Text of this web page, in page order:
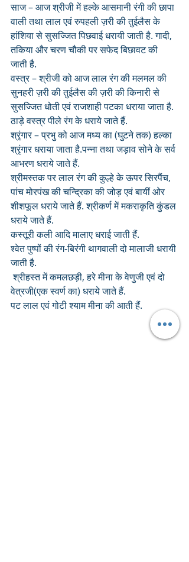
साज – आज श्रीजी में हल्के आसमानी रंगी की छापा
वाली तथा लाल एवं रुपहली ज़री की तुईलैस के
हांशिया से सुसज्जित पिछवाई धरायी जाती है. गादी,
तकिया और चरण चौकी पर सफेद बिछावट की
जाती है.
वस्त्र – श्रीजी को आज लाल रंग की मलमल की
सुनहरी ज़री की तुईलैस की ज़री की किनारी से
सुसज्जित धोती एवं राजशाही पटका धराया जाता है.
ठाड़े वस्त्र पीले रंग के धराये जाते हैं.
श्रृंगार – प्रभु को आज मध्य का (घुटने तक) हल्का
श्रृंगार धराया जाता है.पन्ना तथा जड़ाव सोने के सर्व
आभरण धराये जाते हैं.
श्रीमस्तक पर लाल रंग की कुल्हे के ऊपर सिरपैंच,
पांच मोरपंख की चन्द्रिका की जोड़ एवं बायीं ओर
शीशफूल धराये जाते हैं. श्रीकर्ण में मकराकृति कुंडल
धराये जाते हैं.
कस्तूरी कली आदि मालाए धराई जाती हैं.
श्वेत पुष्पों की रंग-बिरंगी थागवाली दो मालाजी धरायी
जाती है.
श्रीहस्त में कमलछड़ी, हरे मीना के वेणुजी एवं दो
वेत्रजी(एक स्वर्ण का) धराये जाते हैं.
पट लाल एवं गोटी श्याम मीना की आती हैं.